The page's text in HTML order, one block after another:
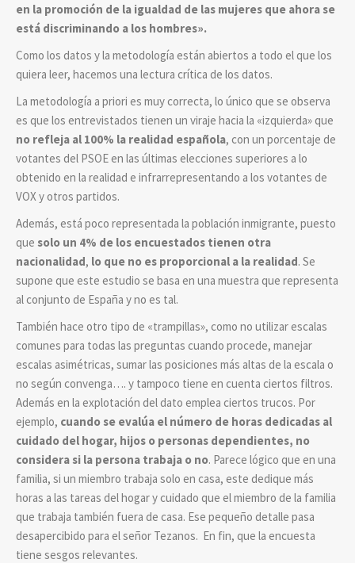
en la promoción de la igualdad de las mujeres que ahora se
está discriminando a los hombres».
Como los datos y la metodología están abiertos a todo el que los
quiera leer, hacemos una lectura crítica de los datos.
La metodología a priori es muy correcta, lo único que se observa
es que los entrevistados tienen un viraje hacia la «izquierda» que
no refleja al 100% la realidad española, con un porcentaje de
votantes del PSOE en las últimas elecciones superiores a lo
obtenido en la realidad e infrarrepresentando a los votantes de
VOX y otros partidos.
Además, está poco representada la población inmigrante, puesto
que solo un 4% de los encuestados tienen otra
nacionalidad, lo que no es proporcional a la realidad. Se
supone que este estudio se basa en una muestra que representa
al conjunto de España y no es tal.
También hace otro tipo de «trampillas», como no utilizar escalas
comunes para todas las preguntas cuando procede, manejar
escalas asimétricas, sumar las posiciones más altas de la escala o
no según convenga…. y tampoco tiene en cuenta ciertos filtros.
Además en la explotación del dato emplea ciertos trucos. Por
ejemplo, cuando se evalúa el número de horas dedicadas al
cuidado del hogar, hijos o personas dependientes, no
considera si la persona trabaja o no. Parece lógico que en una
familia, si un miembro trabaja solo en casa, este dedique más
horas a las tareas del hogar y cuidado que el miembro de la familia
que trabaja también fuera de casa. Ese pequeño detalle pasa
desapercibido para el señor Tezanos. En fin, que la encuesta
tiene sesgos relevantes.